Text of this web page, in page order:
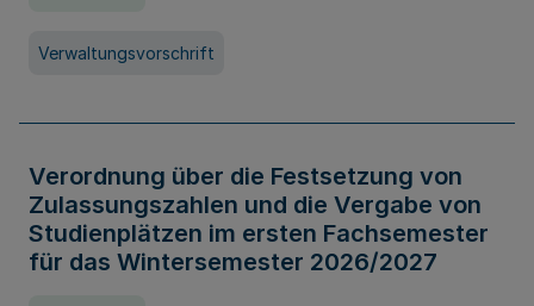
Verwaltungsvorschrift
Verordnung über die Festsetzung von
Zulassungszahlen und die Vergabe von
Studienplätzen im ersten Fachsemester
für das Wintersemester 2026/2027